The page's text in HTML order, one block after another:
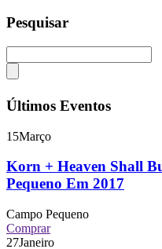
Pesquisar
Últimos Eventos
15Março
Korn + Heaven Shall
Pequeno Em 2017
Campo Pequeno
Comprar
27Janeiro